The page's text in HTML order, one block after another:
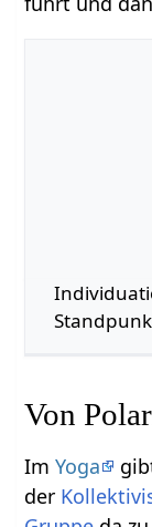
Von
ImYoga
der